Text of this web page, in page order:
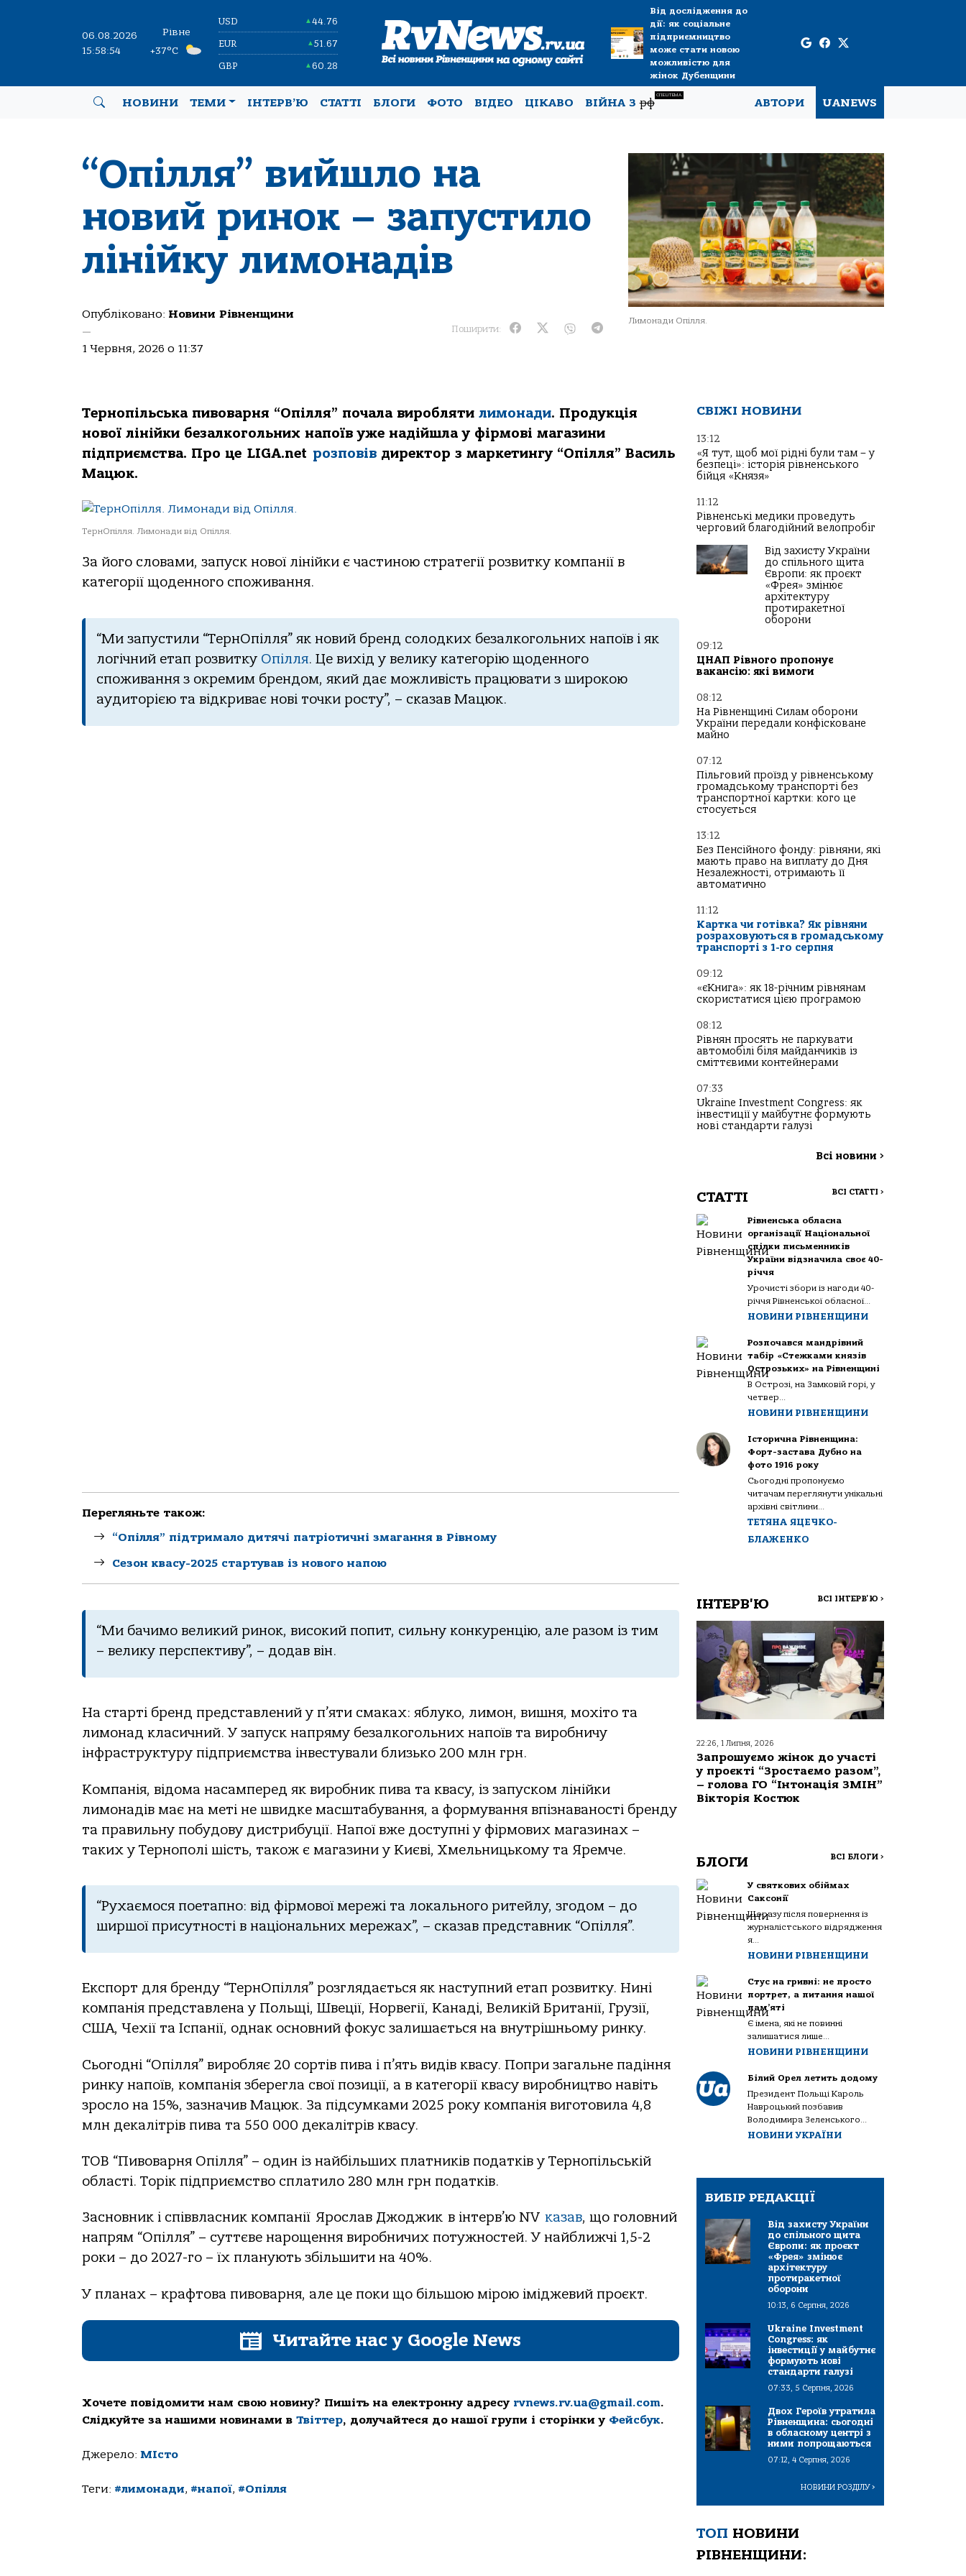
06.08.2026
15:58:55
Рівне
+37°C
USD ▲44.76
EUR ▲51.67
GBP ▲60.28
Від дослідження до
дії: як соціальне
підприємництво
може стати новою
можливістю для
жінок Дубенщини
НОВИНИ ТЕМИ ІНТЕРВ’Ю СТАТТІ БЛОГИ ФОТО ВІДЕО ЦІКАВО ВІЙНА Зрф
СПЕЦТЕМА
АВТОРИ UANEWS
“Опілля” вийшло на
новий ринок – запустило
лінійку лимонадів
Опубліковано: Новини Рівненщини
—
1 Червня, 2026 о 11:37
Поширити:
Лимонади Опілля.
Тернопільська пивоварня “Опілля” почала виробляти лимонади. Продукція
нової лінійки безалкогольних напоїв уже надійшла у фірмові магазини
підприємства. Про це LIGA.net розповів директор з маркетингу “Опілля” Василь
Мацюк.
ТернОпілля. Лимонади від Опілля.
За його словами, запуск нової лінійки є частиною стратегії розвитку компанії в
категорії щоденного споживання.
“Ми запустили “ТернОпілля” як новий бренд солодких безалкогольних напоїв і як
логічний етап розвитку Опілля. Це вихід у велику категорію щоденного
споживання з окремим брендом, який дає можливість працювати з широкою
аудиторією та відкриває нові точки росту”, – сказав Мацюк.
Перегляньте також:
“Опілля” підтримало дитячі патріотичні змагання в Рівному
Сезон квасу-2025 стартував із нового напою
“Ми бачимо великий ринок, високий попит, сильну конкуренцію, але разом із тим
– велику перспективу”, – додав він.
На старті бренд представлений у п’яти смаках: яблуко, лимон, вишня, мохіто та
лимонад класичний. У запуск напряму безалкогольних напоїв та виробничу
інфраструктуру підприємства інвестували близько 200 млн грн.
Компанія, відома насамперед як виробник пива та квасу, із запуском лінійки
лимонадів має на меті не швидке масштабування, а формування впізнаваності бренду
та правильну побудову дистрибуції. Напої вже доступні у фірмових магазинах –
таких у Тернополі шість, також є магазини у Києві, Хмельницькому та Яремче.
“Рухаємося поетапно: від фірмової мережі та локального ритейлу, згодом – до
ширшої присутності в національних мережах”, – сказав представник “Опілля”.
Експорт для бренду “ТернОпілля” розглядається як наступний етап розвитку. Нині
компанія представлена у Польщі, Швеції, Норвегії, Канаді, Великій Британії, Грузії,
США, Чехії та Іспанії, однак основний фокус залишається на внутрішньому ринку.
Сьогодні “Опілля” виробляє 20 сортів пива і п’ять видів квасу. Попри загальне падіння
ринку напоїв, компанія зберегла свої позиції, а в категорії квасу виробництво навіть
зросло на 15%, зазначив Мацюк. За підсумками 2025 року компанія виготовила 4,8
млн декалітрів пива та 550 000 декалітрів квасу.
ТОВ “Пивоварня Опілля” – один із найбільших платників податків у Тернопільській
області. Торік підприємство сплатило 280 млн грн податків.
Засновник і співвласник компанії Ярослав Джоджик в інтерв’ю NV казав, що головний
напрям “Опілля” – суттєве нарощення виробничих потужностей. У найближчі 1,5-2
роки – до 2027-го – їх планують збільшити на 40%.
У планах – крафтова пивоварня, але це поки що більшою мірою іміджевий проєкт.
Читайте нас у Google News
Хочете повідомити нам свою новину? Пишіть на електронну адресу rvnews.rv.ua@gmail.com.
Слідкуйте за нашими новинами в Твіттер, долучайтеся до нашої групи і сторінки у Фейсбук.
Джерело: МІсто
Теги: #лимонади, #напої, #Опілля
СВІЖІ НОВИНИ
13:12
«Я тут, щоб мої рідні були там – у
безпеці»: історія рівненського
бійця «Князя»
11:12
Рівненські медики проведуть
черговий благодійний велопробіг
Від захисту України
до спільного щита
Європи: як проєкт
«Фрея» змінює
архітектуру
протиракетної
оборони
09:12
ЦНАП Рівного пропонує
вакансію: які вимоги
08:12
На Рівненщині Силам оборони
України передали конфісковане
майно
07:12
Пільговий проїзд у рівненському
громадському транспорті без
транспортної картки: кого це
стосується
13:12
Без Пенсійного фонду: рівняни, які
мають право на виплату до Дня
Незалежності, отримають її
автоматично
11:12
Картка чи готівка? Як рівняни
розраховуються в громадському
транспорті з 1-го серпня
09:12
«єКнига»: як 18-річним рівнянам
скористатися цією програмою
08:12
Рівнян просять не паркувати
автомобілі біля майданчиків із
сміттєвими контейнерами
07:33
Ukraine Investment Congress: як
інвестиції у майбутнє формують
нові стандарти галузі
Всі новини >
СТАТТІ ВСІ СТАТТІ >
Рівненська обласна
організації Національної
спілки письменників
України відзначила своє 40-
річчя
Урочисті збори із нагоди 40-
річчя Рівненської обласної...
НОВИНИ РІВНЕНЩИНИ
Розпочався мандрівний
табір «Стежками князів
Острозьких» на Рівненщині
В Острозі, на Замковій горі, у
четвер...
НОВИНИ РІВНЕНЩИНИ
Історична Рівненщина:
Форт-застава Дубно на
фото 1916 року
Сьогодні пропонуємо
читачам переглянути унікальні
архівні світлини...
ТЕТЯНА ЯЦЕЧКО-
БЛАЖЕНКО
ІНТЕРВ'Ю ВСІ ІНТЕРВ'Ю >
22:26, 1 Липня, 2026
Запрошуємо жінок до участі
у проєкті “Зростаємо разом”,
– голова ГО “Інтонація ЗМІН”
Вікторія Костюк
БЛОГИ ВСІ БЛОГИ >
У святкових обіймах
Саксонії
Щоразу після повернення із
журналістського відрядження
я...
НОВИНИ РІВНЕНЩИНИ
Стус на гривні: не просто
портрет, а питання нашої
пам’яті
Є імена, які не повинні
залишатися лише...
НОВИНИ РІВНЕНЩИНИ
Білий Орел летить додому
Президент Польщі Кароль
Навроцький позбавив
Володимира Зеленського...
НОВИНИ УКРАЇНИ
ВИБІР РЕДАКЦІЇ
Від захисту України
до спільного щита
Європи: як проєкт
«Фрея» змінює
архітектуру
протиракетної
оборони
10:13, 6 Серпня, 2026
Ukraine Investment
Congress: як
інвестиції у майбутнє
формують нові
стандарти галузі
07:33, 5 Серпня, 2026
Двох Героїв утратила
Рівненщина: сьогодні
в обласному центрі з
ними попрощаються
07:12, 4 Серпня, 2026
НОВИНИ РОЗДІЛУ>
ТОП НОВИНИ
РІВНЕНЩИНИ: